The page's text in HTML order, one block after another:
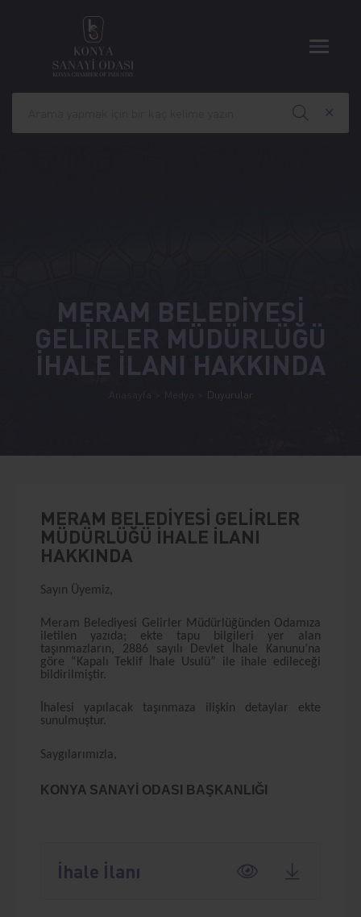
MERAM BELEDİYESİ
GELİRLER MÜDÜRLÜĞÜ
İHALE İLANI HAKKINDA
Anasayfa Medya Duyurular
MERAM BELEDİYESİ GELİRLER
MÜDÜRLÜĞÜ İHALE İLANI
HAKKINDA
Sayın Üyemiz,
Meram Belediyesi Gelirler Müdürlüğünden Odamıza
iletilen yazıda; ekte tapu bilgileri yer alan
taşınmazların, 2886 sayılı Devlet İhale Kanunu’na
göre “Kapalı Teklif İhale Usulü” ile ihale edileceği
bildirilmiştir.
İhalesi yapılacak taşınmaza ilişkin detaylar ekte
sunulmuştur.
Saygılarımızla,
KONYA SANAYİ ODASI BAŞKANLIĞI
İhale İlanı